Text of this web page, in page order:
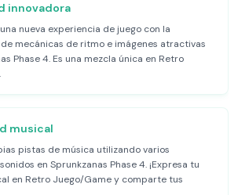
innovadora
nueva experiencia de juego con la
mecánicas de ritmo e imágenes atractivas
Phase 4. Es una mezcla única en Retro
musical
pistas de música utilizando varios
en Sprunkzanas Phase 4. ¡Expresa tu
en Retro Juego/Game y comparte tus